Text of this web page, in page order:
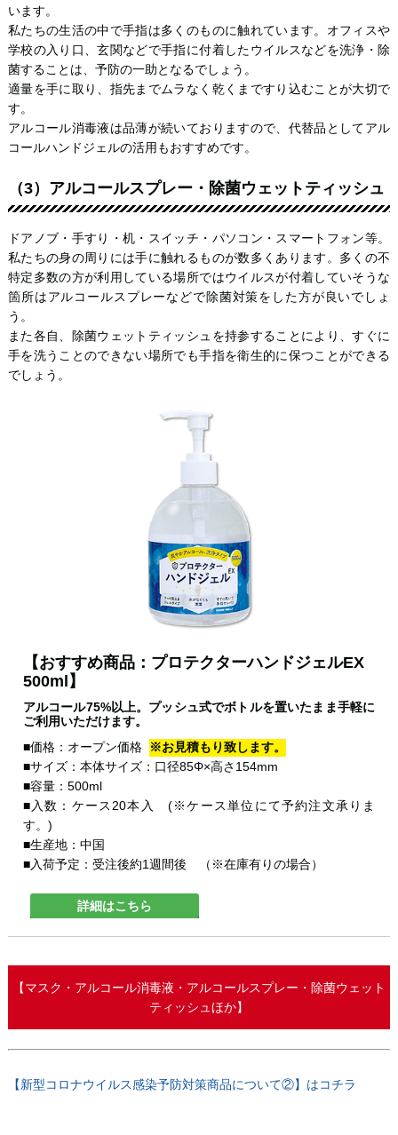
います。
私たちの生活の中で手指は多くのものに触れています。オフィスや
学校の入り口、玄関などで手指に付着したウイルスなどを洗浄・除
菌することは、予防の一助となるでしょう。
適量を手に取り、指先までムラなく乾くまですり込むことが大切で
す。
アルコール消毒液は品薄が続いておりますので、代替品としてアル
コールハンドジェルの活用もおすすめです。
（3）アルコールスプレー・除菌ウェットティッシュ
ドアノブ・手すり・机・スイッチ・パソコン・スマートフォン等。
私たちの身の周りには手に触れるものが数多くあります。多くの不
特定多数の方が利用している場所ではウイルスが付着していそうな
箇所はアルコールスプレーなどで除菌対策をした方が良いでしょ
う。
また各自、除菌ウェットティッシュを持参することにより、すぐに
手を洗うことのできない場所でも手指を衛生的に保つことができる
でしょう。
【おすすめ商品：プロテクターハンドジェルEX
500ml】
アルコール75%以上。プッシュ式でボトルを置いたまま手軽に
ご利用いただけます。
■価格：オープン価格
※お見積もり致します。
■サイズ：本体サイズ：口径85Φ×高さ154mm
■容量：500ml
■入数：ケース20本入 (※ケース単位にて予約注文承りま
す。)
■生産地：中国
■入荷予定：受注後約1週間後 （※在庫有りの場合）
詳細はこちら
【マスク・アルコール消毒液・アルコールスプレー・除菌ウェット
ティッシュほか】
【新型コロナウイルス感染予防対策商品について②】はコチラ